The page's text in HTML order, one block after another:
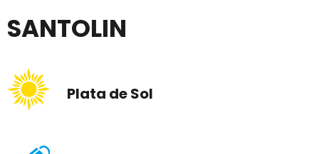
SANTOLIN
Plata de Sol